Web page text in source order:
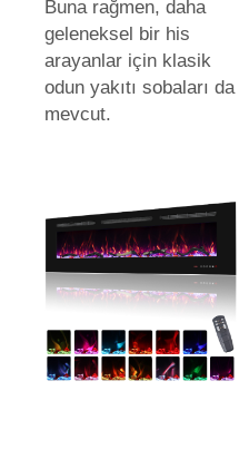
Buna rağmen, daha
geleneksel bir his
arayanlar için klasik
odun yakıtı sobaları da
mevcut.